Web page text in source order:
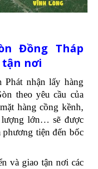
Đồng Tháp
tận nơi
nhận lấy hàng
theo yêu cầu của
hàng cồng kềnh,
lượng lớn… sẽ được
tiện đến bốc
và giao tận nơi các